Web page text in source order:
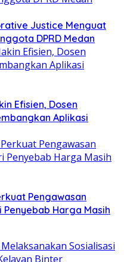
Justice Menguat
DPRD Medan
Efisien, Dosen
Aplikasi
Pengawasan
Penyebab Harga Masih